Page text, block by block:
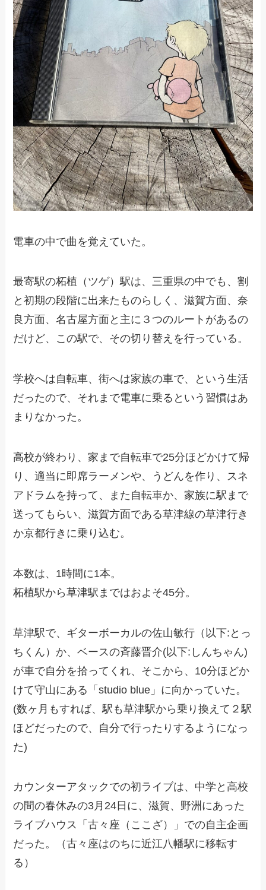
電車の中で曲を覚えていた。
最寄駅の柘植（ツゲ）駅は、三重県の中でも、割
と初期の段階に出来たものらしく、滋賀方面、奈
良方面、名古屋方面と主に３つのルートがあるの
だけど、この駅で、その切り替えを行っている。
学校へは自転車、街へは家族の車で、という生活
だったので、それまで電車に乗るという習慣はあ
まりなかった。
高校が終わり、家まで自転車で25分ほどかけて帰
り、適当に即席ラーメンや、うどんを作り、スネ
アドラムを持って、また自転車か、家族に駅まで
送ってもらい、滋賀方面である草津線の草津行き
か京都行きに乗り込む。
本数は、1時間に1本。
柘植駅から草津駅まではおよそ45分。
草津駅で、ギターボーカルの佐山敏行（以下:とっ
ちくん）か、ベースの斉藤晋介(以下:しんちゃん)
が車で自分を拾ってくれ、そこから、10分ほどか
けて守山にある「studio blue」に向かっていた。
(数ヶ月もすれば、駅も草津駅から乗り換えて２駅
ほどだったので、自分で行ったりするようになっ
た)
カウンターアタックでの初ライブは、中学と高校
の間の春休みの3月24日に、滋賀、野洲にあった
ライブハウス「古々座（ここざ）」での自主企画
だった。（古々座はのちに近江八幡駅に移転す
る）